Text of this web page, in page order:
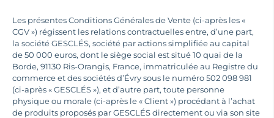
Les présentes Conditions Générales de Vente (ci-après les «
CGV ») régissent les relations contractuelles entre, d’une part,
la société GESCLÉS, société par actions simplifiée au capital
de 50 000 euros, dont le siège social est situé 10 quai de la
Borde, 91130 Ris-Orangis, France, immatriculée au Registre du
commerce et des sociétés d’Évry sous le numéro 502 098 981
(ci-après « GESCLÉS »), et d’autre part, toute personne
physique ou morale (ci-après le « Client ») procédant à l’achat
de produits proposés par GESCLÉS directement ou via son site